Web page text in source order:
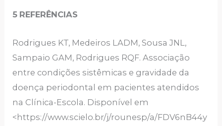
5 REFERÊNCIAS
Rodrigues KT, Medeiros LADM, Sousa JNL,
Sampaio GAM, Rodrigues RQF. Associação
entre condições sistêmicas e gravidade da
doença periodontal em pacientes atendidos
na Clínica-Escola. Disponível em
<https://www.scielo.br/j/rounesp/a/FDV6nB44y